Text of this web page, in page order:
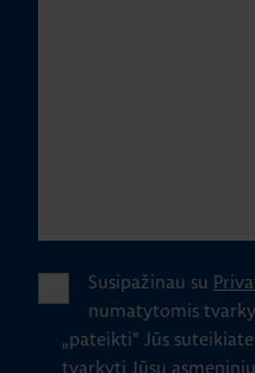
Susipažinau su
numatytomis
„pateikti" Jūs
tvarkyti Jūsų